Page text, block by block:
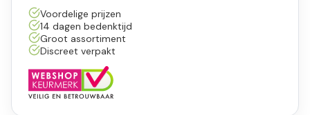
Voordelige prijzen
14 dagen bedenktijd
Groot assortiment
Discreet verpakt